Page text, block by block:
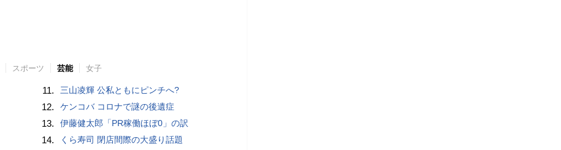
スポーツ 芸能 女子
11. 三山凌輝 公私ともにピンチへ?
12. ケンコバ コロナで謎の後遺症
13. 伊藤健太郎「PR稼働ほぼ0」の訳
14. くら寿司 閉店間際の大盛り話題